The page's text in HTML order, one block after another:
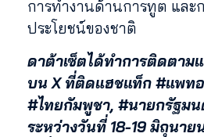
การทำงานด้านการทูต และ
ประโยชน์ของชาติ
ดาต้าเซ็ตได้ทำการติดตาม
บนXที่ติดแฮชแท็ก #แพท
#ไทยกัมพูชา, #นายกรัฐม
ระหว่างวันที่ 18-19มิถุนาย